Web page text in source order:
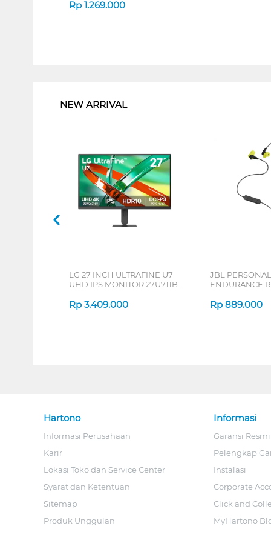
Rp 1.269.000
NEW ARRIVAL
LG 27 INCH ULTRAFINE U7
UHD IPS MONITOR 27U711B-
Rp 3.409.000
JBL
ENDURANCE
Rp 889.000
Hartono
Informasi Perusahaan
Karir
Lokasi Toko dan Service Center
Syarat dan Ketentuan
Sitemap
Produk Unggulan
Informasi
Garansi Resmi
Pelengkap
Instalasi
Corporate
Click and
MyHartono